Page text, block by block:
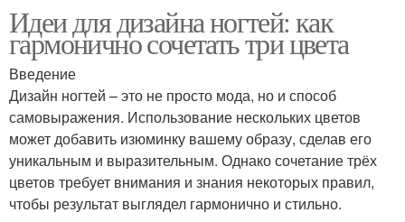
Идеи для дизайна ногтей: как
гармонично сочетать три цвета
Введение
Дизайн ногтей – это не просто мода, но и способ
самовыражения. Использование нескольких цветов
может добавить изюминку вашему образу, сделав его
уникальным и выразительным. Однако сочетание трёх
цветов требует внимания и знания некоторых правил,
чтобы результат выглядел гармонично и стильно.